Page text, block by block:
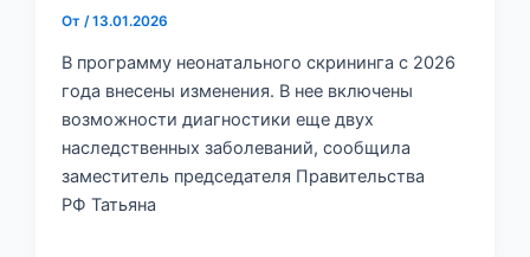
От /13.01.2026
В программу неонатального скрининга с 2026
года внесены изменения. В нее включены
возможности диагностики еще двух
наследственных заболеваний, сообщила
заместитель председателя Правительства
РФ Татьяна